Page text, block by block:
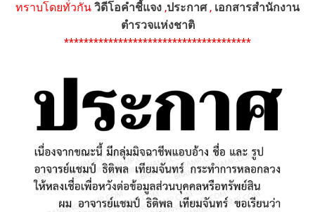
ทราบโดยทั่วกัน วิดีโอคำชี้แจง ,ประกาศ, เอกสารสำนักงาน
ตำรวจแห่งชาติ
**************************************